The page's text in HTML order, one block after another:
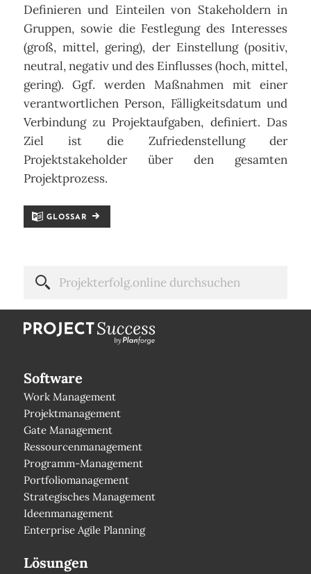
Definieren und Einteilen von Stakeholdern in
Gruppen, sowie die Festlegung des Interesses
(groß, mittel, gering), der Einstellung (positiv,
neutral, negativ und des Einflusses (hoch, mittel,
gering). Ggf. werden Maßnahmen mit einer
verantwortlichen Person, Fälligkeitsdatum und
Verbindung zu Projektaufgaben, definiert. Das
Ziel ist die Zufriedenstellung der
Projektstakeholder über den gesamten
Projektprozess.
GLOSSAR
Software
Work Management
Projektmanagement
Gate Management
Ressourcenmanagement
Programm-Management
Portfoliomanagement
Strategisches Management
Ideenmanagement
Enterprise Agile Planning
Lösungen